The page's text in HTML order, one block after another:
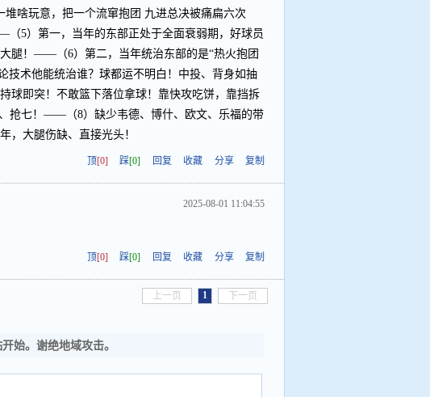
啥玩意，把一个流窜抱团 九进总决被痛扁六次
5）第一，当年的东部正处于全面衰弱期，好球员
腿！——（6）第二，当年统治东部的是“热火抱团
术他能统治谁？球都运不明白！中投、背身如抽
球即突！不敢篮下落位拿球！靠快攻吃饼，靠挡拆
抢七！——（8）缺少韦德、博什、欧文、乐福的带
，大腿伤缺、直接光头！
顶[0] 踩[0] 回复 收藏 分享 复制
2025-08-01 11:04:55
顶[0] 踩[0] 回复 收藏 分享 复制
上一页 1 下一页
始。谢绝地域攻击。